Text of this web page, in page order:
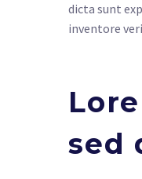
dicta sunt
inventore
sed